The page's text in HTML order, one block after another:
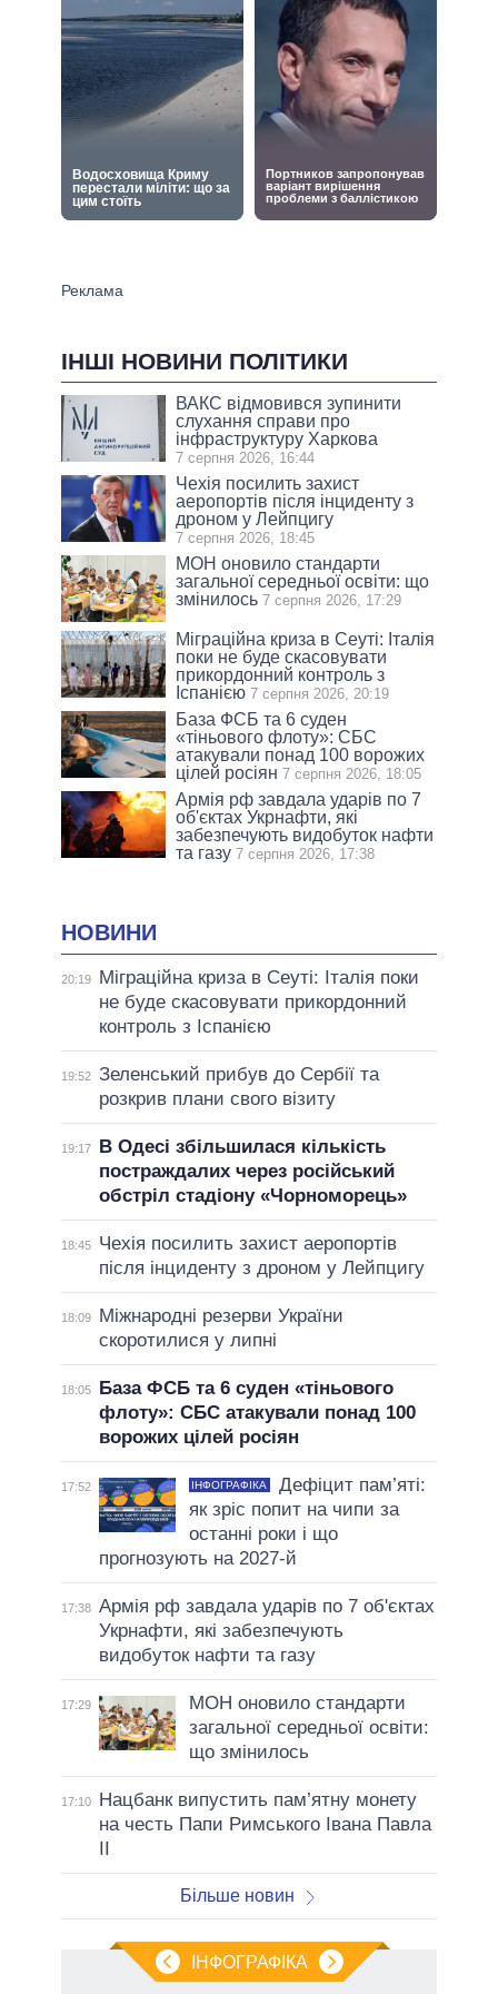
ІНШІ НОВИНИ ПОЛІТИКИ
ВАКС відмовився зупинити
слухання справи про
інфраструктуру Харкова
7 серпня 2026, 16:44
Чехія посилить захист
аеропортів після інциденту з
дроном у Лейпцигу
7 серпня 2026, 18:45
МОН оновило стандарти
загальної середньої освіти: що
змінилось 7 серпня 2026, 17:29
Міграційна криза в Сеуті: Італія
поки не буде скасовувати
прикордонний контроль з
Іспанією 7 серпня 2026, 20:19
База ФСБ та 6 суден
«тіньового флоту»: СБС
атакували понад 100 ворожих
цілей росіян 7 серпня 2026, 18:05
Армія рф завдала ударів по 7
об'єктах Укрнафти, які
забезпечують видобуток нафти
та газу 7 серпня 2026, 17:38
НОВИНИ
20:19
Міграційна криза в Сеуті: Італія поки
не буде скасовувати прикордонний
контроль з Іспанією
19:52 Зеленський прибув до Сербії та
розкрив плани свого візиту
19:17
В Одесі збільшилася кількість
постраждалих через російський
обстріл стадіону «Чорноморець»
18:45
Чехія посилить захист аеропортів
після інциденту з дроном у Лейпцигу
18:09
Міжнародні резерви України
скоротилися у липні
18:05
База ФСБ та 6 суден «тіньового
флоту»: СБС атакували понад 100
ворожих цілей росіян
17:52 ІНФОГРАФІКА
Дефіцит пам’яті:
як зріс попит на чипи за
останні роки і що
прогнозують на 2027-й
17:38 Армія рф завдала ударів по 7 об'єктах
Укрнафти, які забезпечують
видобуток нафти та газу
17:29
МОН оновило стандарти
загальної середньої освіти:
що змінилось
17:10
Нацбанк випустить пам’ятну монету
на честь Папи Римського Івана Павла
Більше новин
ІНФОГРАФІКА